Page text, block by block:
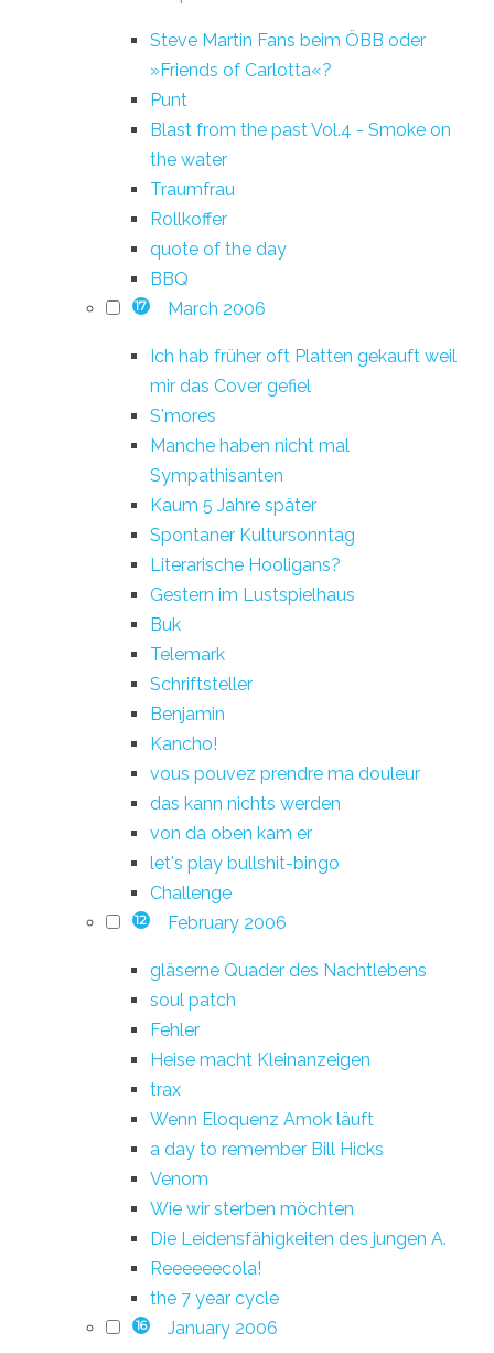
Steve Martin Fans beim ÖBB oder
»Friends of Carlotta«?
Punt
Blast from the past Vol.4 - Smoke on
the water
Traumfrau
Rollkoffer
quote of the day
BBQ
17 March 2006
Ich hab früher oft Platten gekauft weil
mir das Cover gefiel
S'mores
Manche haben nicht mal
Sympathisanten
Kaum 5 Jahre später
Spontaner Kultursonntag
Literarische Hooligans?
Gestern im Lustspielhaus
Buk
Telemark
Schriftsteller
Benjamin
Kancho!
vous pouvez prendre ma douleur
das kann nichts werden
von da oben kam er
let's play bullshit-bingo
Challenge
12 February 2006
gläserne Quader des Nachtlebens
soul patch
Fehler
Heise macht Kleinanzeigen
trax
Wenn Eloquenz Amok läuft
a day to remember Bill Hicks
Venom
Wie wir sterben möchten
Die Leidensfähigkeiten des jungen A.
Reeeeeecola!
the 7 year cycle
16 January 2006